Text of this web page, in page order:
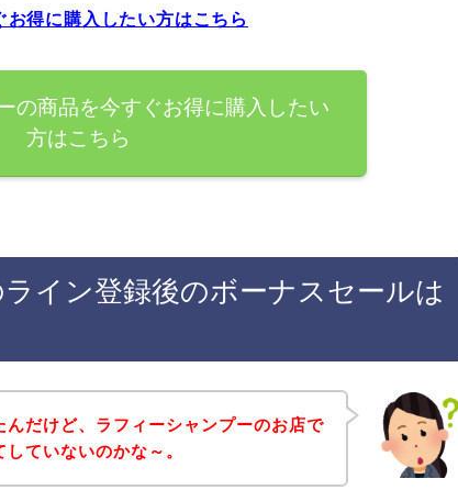
得に購入したい方はこちら
の商品を今すぐお得に購入したい
方はこちら
イン登録後のボーナスセールは
んだけど、ラフィーシャンプーのお店で
ていないのかな～。